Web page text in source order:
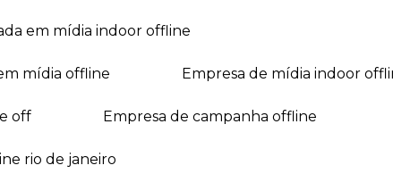
em mídia indoor offline
mídia offline empresa de mídia indoor
off empresa de campanha offline
rio de janeiro